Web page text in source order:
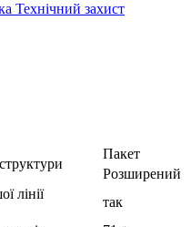
Технічний захист
Пакет
Розширений
лінії
так